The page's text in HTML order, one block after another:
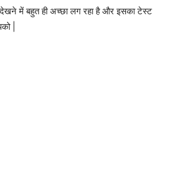
में बहुत ही अच्छा लग रहा है और इसका टेस्ट
|